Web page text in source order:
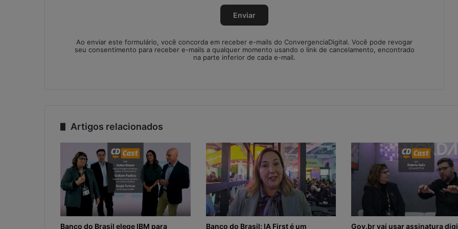
Ao enviar este formulário, você concorda em receber e-mails do ConvergenciaDigital. Você pode revogar
seu consentimento para receber e-mails a qualquer momento usando o link de cancelamento, encontrado
na parte inferior de cada e-mail.
Artigos relacionados
Banco do Brasil elege IBM para Banco do Brasil: IA First é um Gov.br vai usar assinatura